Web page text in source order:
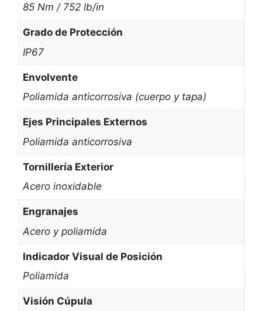
85 Nm / 752 lb/in
Grado de Protección
IP67
Envolvente
Poliamida anticorrosiva (cuerpo y tapa)
Ejes Principales Externos
Poliamida anticorrosiva
Tornillería Exterior
Acero inoxidable
Engranajes
Acero y poliamida
Indicador Visual de Posición
Poliamida
Visión Cúpula